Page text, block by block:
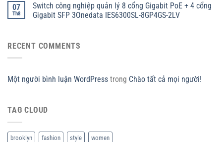
07
Th8
Switch công nghiệp quản lý 8 cổng Gigabit PoE + 4 cổng
Gigabit SFP 3Onedata IES6300SL-8GP4GS-2LV
RECENT COMMENTS
Một người bình luận WordPress trong Chào tất cả mọi người!
TAG CLOUD
brooklyn fashion style women